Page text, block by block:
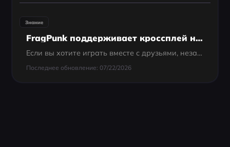
Знание
FragPunk поддерживает кроссплей на PS5 и Xbox?
Если вы хотите играть вместе с друзьями, независимо от платформы, у нас хорошие новости! Вот всё, что вам нужно знать о кроссплее FragPunk и о том, как ускорить соединение с помощью LagoFast.
Последнее обновление: 07/22/2026